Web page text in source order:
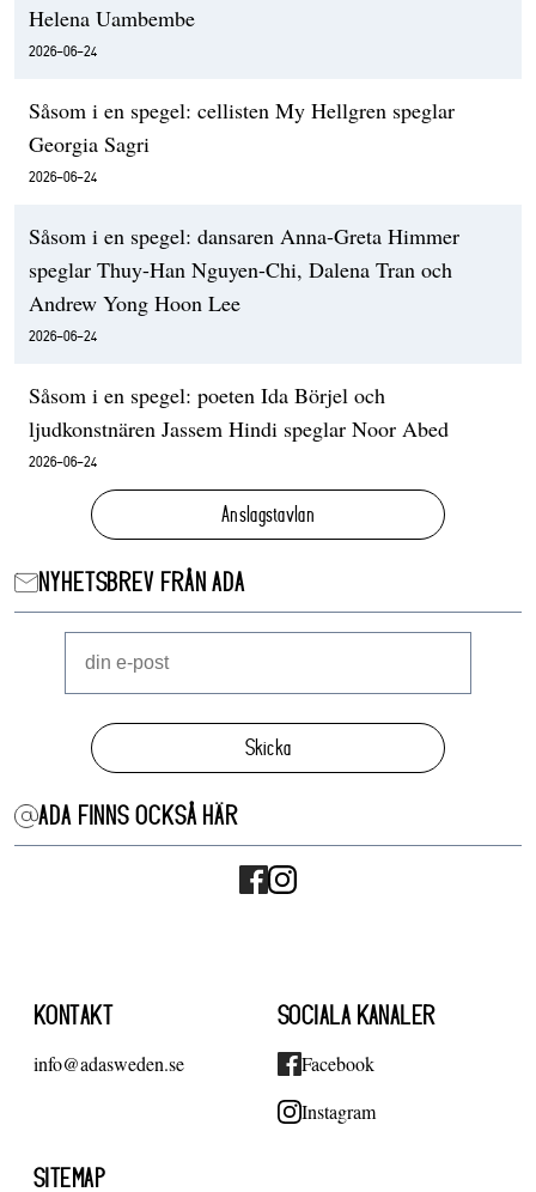
Helena Uambembe
2026-06-24
Såsom i en spegel: cellisten My Hellgren speglar
Georgia Sagri
2026-06-24
Såsom i en spegel: dansaren Anna-Greta Himmer
speglar Thuy-Han Nguyen-Chi, Dalena Tran och
Andrew Yong Hoon Lee
2026-06-24
Såsom i en spegel: poeten Ida Börjel och
ljudkonstnären Jassem Hindi speglar Noor Abed
2026-06-24
Anslagstavlan
NYHETSBREV FRÅN ADA
Skicka
ADA FINNS OCKSÅ HÄR
KONTAKT
info@adasweden.se
SOCIALA KANALER
Facebook
Instagram
SITEMAP